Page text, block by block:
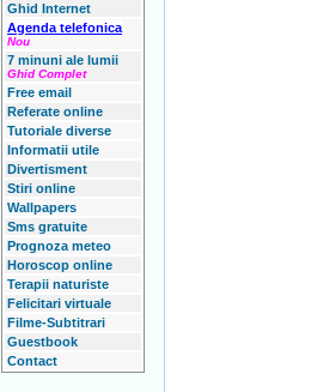
Ghid Internet
Agenda telefonica
Nou
7 minuni ale lumii
Ghid Complet
Free email
Referate online
Tutoriale diverse
Informatii utile
Divertisment
Stiri online
Wallpapers
Sms gratuite
Prognoza meteo
Horoscop online
Terapii naturiste
Felicitari virtuale
Filme-Subtitrari
Guestbook
Contact